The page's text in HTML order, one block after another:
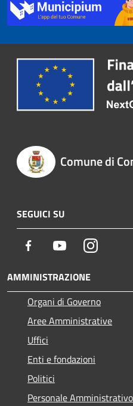
Comune di
SEGUICI SU
Facebook YoutubeInstagram
AMMINISTRAZIONE
Organi di Governo
Aree Amministrative
Uffici
Enti e fondazioni
Politici
Personale Amministrativo